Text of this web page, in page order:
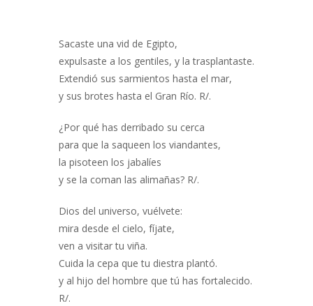
Sacaste una vid de Egipto,
expulsaste a los gentiles, y la trasplantaste.
Extendió sus sarmientos hasta el mar,
y sus brotes hasta el Gran Río. R/.
¿Por qué has derribado su cerca
para que la saqueen los viandantes,
la pisoteen los jabalíes
y se la coman las alimañas? R/.
Dios del universo, vuélvete:
mira desde el cielo, fíjate,
ven a visitar tu viña.
Cuida la cepa que tu diestra plantó.
y al hijo del hombre que tú has fortalecido.
R/.